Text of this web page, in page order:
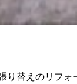
り替えのリフ